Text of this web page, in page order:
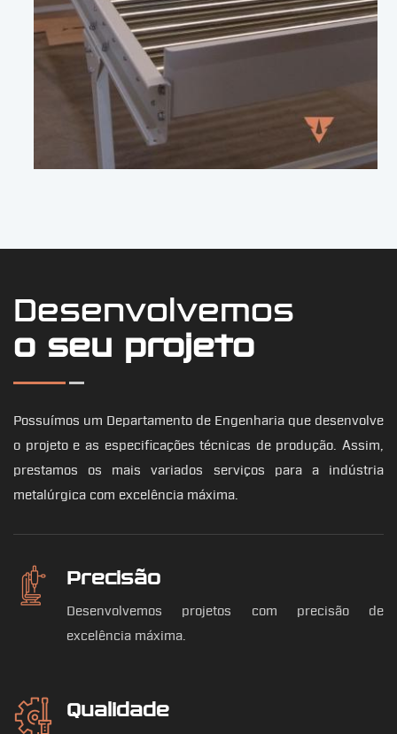
Desenvolvemos
o seu projeto
Possuímos um Departamento de Engenharia que desenvolve
o projeto e as especificações técnicas de produção. Assim,
prestamos os mais variados serviços para a indústria
metalúrgica com excelência máxima.
Precisão
Desenvolvemos projetos com precisão de
excelência máxima.
Qualidade